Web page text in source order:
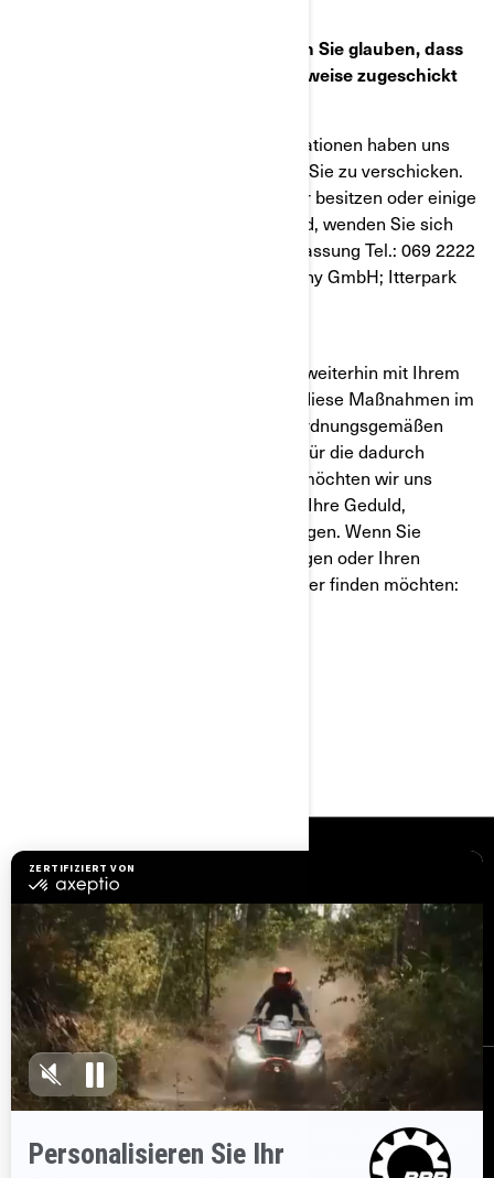
Was sollten Sie unternehmen, wenn Sie glauben, dass
Ihnen diese Mitteilung fälschlicherweise zugeschickt
Die uns derzeit vorliegenden Informationen haben uns
dazu veranlasst, diese Mitteilung an Sie zu verschicken.
Falls Sie dieses Fahrzeug nicht mehr besitzen oder einige
Daten in dieser Mitteilung falsch sind, wenden Sie sich
bitte umgehend an Ihre BRP Niederlassung Tel.: 069 2222
36531 oder per Post an: BRP Germany GmbH; Itterpark
Wir legen viel Wert darauf, dass Sie weiterhin mit Ihrem
Roadster zufrieden sind. Wir haben diese Maßnahmen im
Interesse Ihrer Sicherheit und des ordnungsgemäßen
Betriebs Ihres Fahrzeugs ergriffen. Für die dadurch
entstandenen Unannehmlichkeiten möchten wir uns
entschuldigen und danken Ihnen für Ihre Geduld,
während wir diesen Zustand berichtigen. Wenn Sie
Fragen haben, Unterstützung benötigen oder Ihren
nächstgelegenen BRP Vertragshändler finden möchten:
Kundenservice
Sicherheitsrückrufe
Karriere
Händler werden
BRP Experiences
BESTELLEN
Erhalten Sie die neuesten
Nachrichten, Veranstaltungen und Angebote.